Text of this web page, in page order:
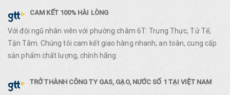
CAM KẾT 100% HÀI LÒNG
Với đội ngũ nhân viên với phường châm 6T: Trung Thực, Tử Tế,
Tận Tâm. Chúng tôi cam kết giao hàng nhanh, an toàn, cung cấp
sản phẩm chất lượng, chính hãng.
TRỞ THÀNH CÔNG TY GAS, GẠO, NƯỚC SỐ 1 TẠI VIỆT NAM